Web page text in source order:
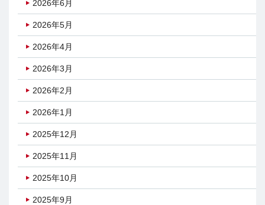
2026年6月
2026年5月
2026年4月
2026年3月
2026年2月
2026年1月
2025年12月
2025年11月
2025年10月
2025年9月